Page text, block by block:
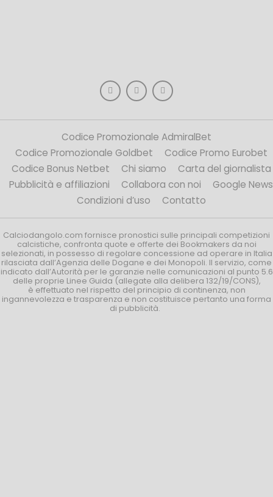
Codice Promozionale AdmiralBet
Codice Promozionale Goldbet
Codice Promo Eurobet
Codice Bonus Netbet
Chi siamo
Carta del giornalista
Pubblicità e affiliazioni
Collabora con noi
Google News
Condizioni d’uso
Contatto
Calciodangolo.com fornisce pronostici sulle principali competizioni
calcistiche, confronta quote e offerte dei Bookmakers da noi
selezionati, in possesso di regolare concessione ad operare in Italia
rilasciata dall’Agenzia delle Dogane e dei Monopoli. Il servizio, come
indicato dall’Autorità per le garanzie nelle comunicazioni al punto 5.6
delle proprie Linee Guida (allegate alla delibera 132/19/CONS),
è effettuato nel rispetto del principio di continenza, non
ingannevolezza e trasparenza e non costituisce pertanto una forma
di pubblicità.